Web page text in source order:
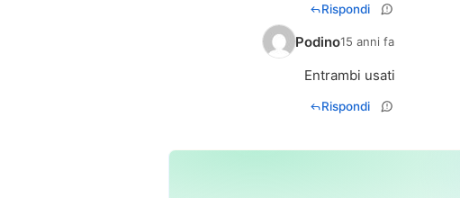
Rispondi
Podino15 anni fa
Entrambi usati
Rispondi